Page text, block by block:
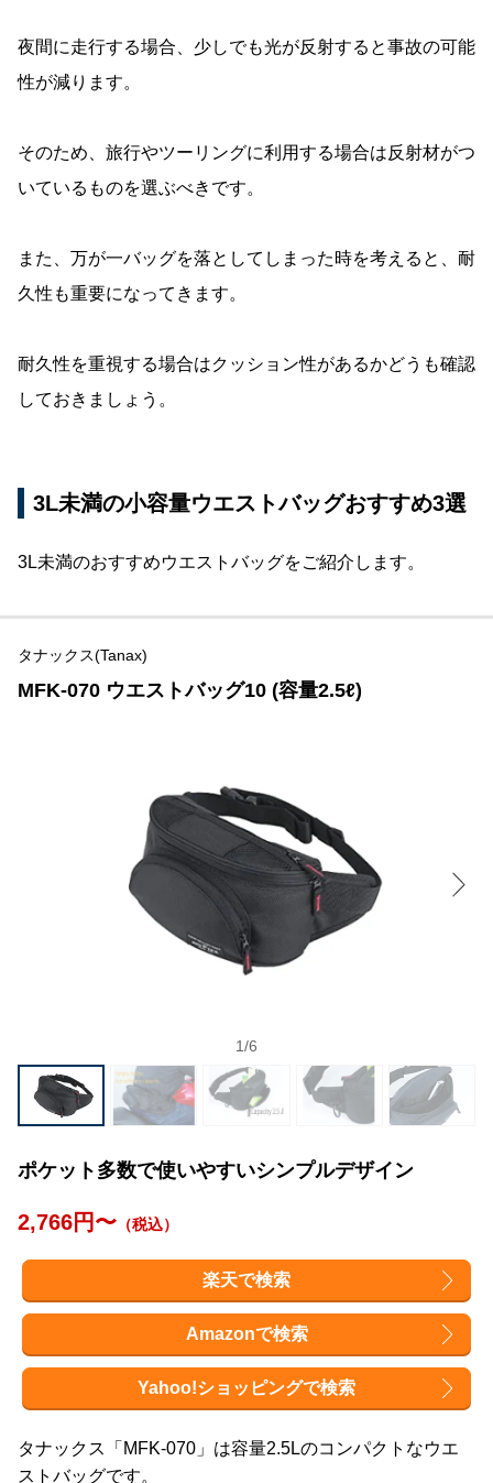
夜間に走行する場合、少しでも光が反射すると事故の可能
性が減ります。
そのため、旅行やツーリングに利用する場合は反射材がつ
いているものを選ぶべきです。
また、万が一バッグを落としてしまった時を考えると、耐
久性も重要になってきます。
耐久性を重視する場合はクッション性があるかどうも確認
しておきましょう。
3L未満の小容量ウエストバッグおすすめ3選
3L未満のおすすめウエストバッグをご紹介します。
タナックス(Tanax)
MFK-070 ウエストバッグ10 (容量2.5ℓ)
1/6
ポケット多数で使いやすいシンプルデザイン
2,766円〜 （税込）
楽天で検索
Amazonで検索
Yahoo!ショッピングで検索
タナックス「MFK-070」は容量2.5Lのコンパクトなウエ
ストバッグです。